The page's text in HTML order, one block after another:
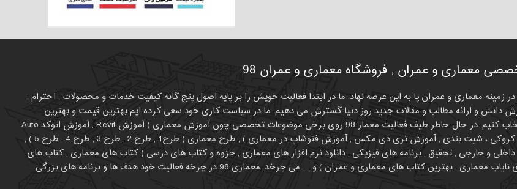
معماری و عمران , فروشگاه معماری و عمران 98
در زمینه معماری و عمران پا به این عرصه نهاد. ما در ابتدا فعالیت خویش را بر پایه اصول پنج گانه کیفیت خدمات و محصولات , احترام ,
و ارائه مطالب و مقالات جدید روز دنیا گسترش می دهیم. ما در سیاست کاری خود سعی کرده ایم بهترین قیمت و بهترین
کیفیت را برای متفاوت بودن انتخاب کنیم. در حال حاظر طیف فعالیت معمار 98 روی برخی موضوعات تخصصی چون آموزش معماری ( آموزش Revit , آموزش اتوکد Auto
CAD , آموزش اسکیس ، راندوف کروکی ، شیت بندی , آموزش تری دی مکس , آموزش فتوشاپ در معماری ) , طرح معماری ( طرح1 , طرح 2 , طرح 3 , طرح 4 , طرح 5 ) ,
و خارجی , تحقیق , برنامه های فیزیکی , دانلود نرم افزار های معماری , جزوه و کتاب های درسی ( کتاب های معماری , کتاب های
عمران , کتاب های نایاب معماری , بهترین کتاب های معماری و عمران ) و .... می چرخد. معماری 98 در چرخه فعالیت خود هدف ها و برنامه های بزرگی